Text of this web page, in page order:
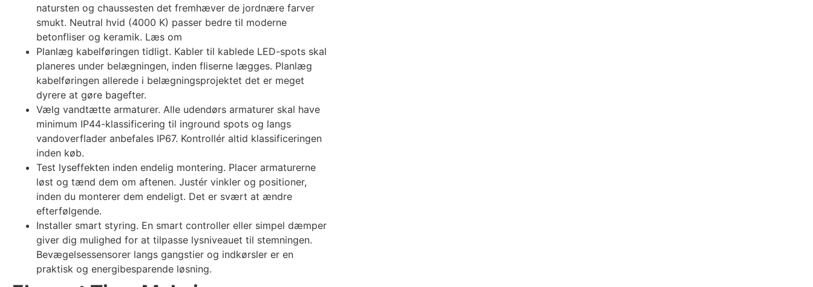
natursten og chaussesten det fremhæver de jordnære farver
smukt. Neutral hvid (4000 K) passer bedre til moderne
betonfliser og keramik. Læs om
Planlæg kabelføringen tidligt. Kabler til kablede LED-spots skal
planeres under belægningen, inden fliserne lægges. Planlæg
kabelføringen allerede i belægningsprojektet det er meget
dyrere at gøre bagefter.
Vælg vandtætte armaturer. Alle udendørs armaturer skal have
minimum IP44-klassificering til inground spots og langs
vandoverflader anbefales IP67. Kontrollér altid klassificeringen
inden køb.
Test lyseffekten inden endelig montering. Placer armaturerne
løst og tænd dem om aftenen. Justér vinkler og positioner,
inden du monterer dem endeligt. Det er svært at ændre
efterfølgende.
Installer smart styring. En smart controller eller simpel dæmper
giver dig mulighed for at tilpasse lysniveauet til stemningen.
Bevægelsessensorer langs gangstier og indkørsler er en
praktisk og energibesparende løsning.